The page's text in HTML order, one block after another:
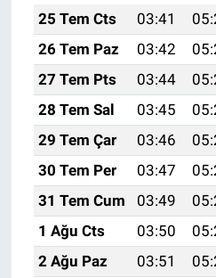
25 Tem Cts
03:41
26 Tem Paz
03:42
27 Tem Pts
03:44
28 Tem Sal
03:45
29 Tem Çar
03:46
30 Tem Per
03:47
31 Tem Cum
03:49
1 Ağu Cts
03:50
2 Ağu Paz
03:51